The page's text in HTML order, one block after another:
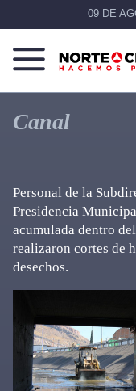
09 DE
Norte
De
Chihuahua
Más
que
noticias,
Canal
Personal de la
Presidencia
acumulada dentro
realizaron cortes de
desechos.